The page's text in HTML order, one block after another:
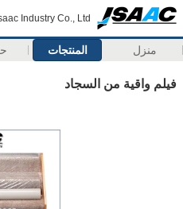
Industry Co., Ltd.
منزل المنتجات
فيلم واقية من السجاد